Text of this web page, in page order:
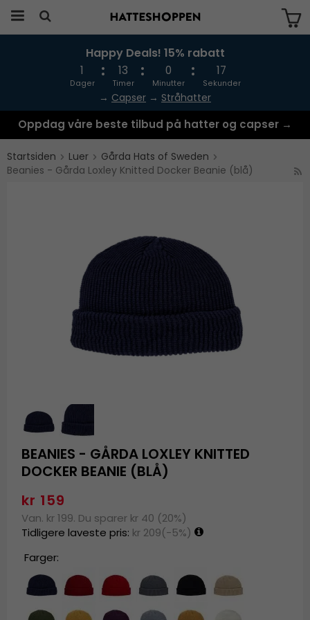
Produktet har blitt lagt til i handlekurven
Happy Deals! 15% rabatt
1
Dager
13
Timer
0
Minutter
17
Sekunder
→ Capser → Stråhatter
Oppdag våre beste tilbud på hatter og capser →
Startsiden Luer
Gårda Hats of Sweden
Beanies - Gårda Loxley Knitted Docker Beanie (blå)
BEANIES - GÅRDA LOXLEY KNITTED
DOCKER BEANIE (BLÅ)
kr 159
Van. kr 199. Du sparer kr 40 (20%)
Tidligere laveste pris: kr 209(-5%)
Farger: